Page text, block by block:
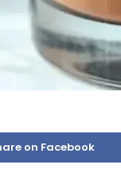
on Facebook